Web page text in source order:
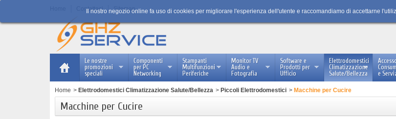
Contattaci Sitemap
Le nostre
promozioni
speciali
Componenti
per PC
Networking
Stampanti
Multifunzioni
Periferiche
Monitor TV
Audio e
Fotografia
Software e
Prodotti per
Ufficio
Elettrodomestici
Climatizzazione
Salute/Bellezza
e
Il nostro negozio online fa uso di cookies per migliorare l'esperienza dell'utente e raccomandiamo di accettarne
Home > Elettrodomestici Climatizzazione Salute/Bellezza > Piccoli Elettrodomestici > Macchine per Cucire
Macchine per Cucire